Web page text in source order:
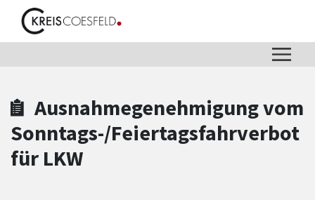
Zum Header
Zum Hauptinhalt
Zum Footer
Zum Hauptinhalt springen
Ausnahmegenehmigung vom
Sonntags-/Feiertagsfahrverbot
für LKW